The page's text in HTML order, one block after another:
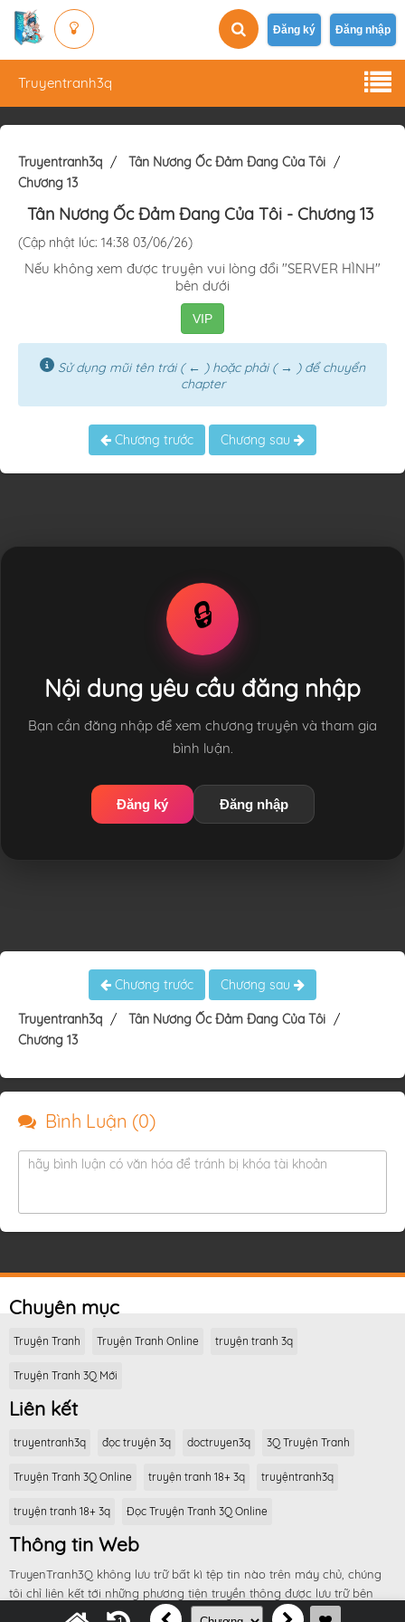
Đăng ký Đăng nhập
Truyentranh3q
Truyentranh3q
Tân Nương Ốc Đảm Đang Của Tôi
Chương 13
Tân Nương Ốc Đảm Đang Của Tôi - Chương 13
(Cập nhật lúc: 14:38 03/06/26)
Nếu không xem được truyện vui lòng đổi "SERVER HÌNH"
bên dưới
VIP
Sử dụng mũi tên trái ( ← ) hoặc phải ( → ) để chuyển
chapter
Chương trước Chương sau
🔒
Nội dung yêu cầu đăng nhập
Bạn cần đăng nhập để xem chương truyện và tham gia
bình luận.
Đăng ký Đăng nhập
Chương trước Chương sau
Truyentranh3q
Tân Nương Ốc Đảm Đang Của Tôi
Chương 13
Bình Luận (0)
hãy bình luận có văn hóa để tránh bị khóa tài khoản
Chuyên mục
Truyện Tranh Truyện Tranh Online truyện tranh 3q
Truyện Tranh 3Q Mới
Liên kết
truyentranh3q đọc truyện 3q doctruyen3q 3Q Truyện Tranh
Truyện Tranh 3Q Online truyện tranh 18+ 3q truyệntranh3q
truyện tranh 18+ 3q Đọc Truyện Tranh 3Q Online
Thông tin Web
TruyenTranh3Q không lưu trữ bất kì tệp tin nào trên máy chủ, chúng
tôi chỉ liên kết tới những phương tiện truyền thông được lưu trữ bên
dịch vụ thứ 3.